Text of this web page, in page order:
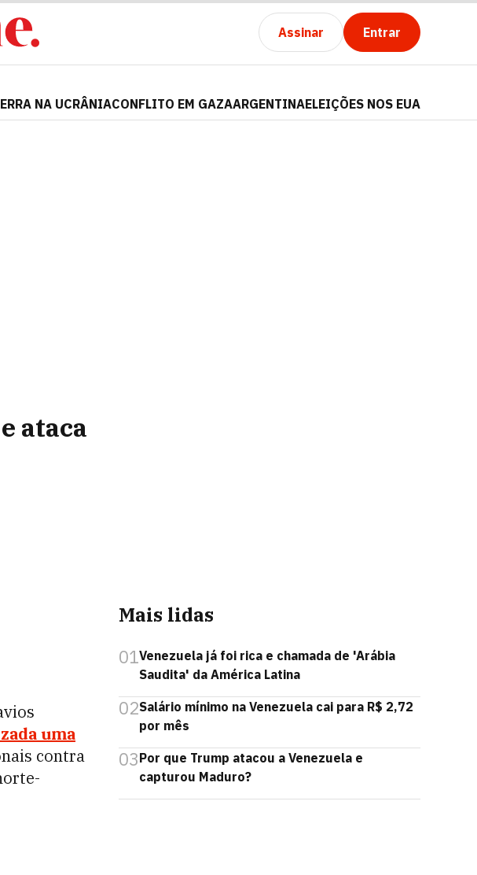
Assinar Entrar
NA UCRÂNIACONFLITO EM GAZAARGENTINAELEIÇÕES NOS EUA
ataca
uma
contra
Mais lidas
01Venezuela já foi rica e chamada de 'Arábia
Saudita' da América Latina
02Salário mínimo na Venezuela cai para R$ 2,72
por mês
03Por que Trump atacou a Venezuela e
capturou Maduro?